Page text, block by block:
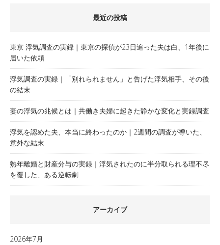
最近の投稿
東京 浮気調査の実録｜東京の探偵が23日追った夫は白、1年後に
届いた依頼
浮気調査の実録｜「別れられません」と告げた浮気相手、その後
の結末
妻の浮気の兆候とは｜共働き夫婦に起きた静かな変化と実録調査
浮気を認めた夫、本当に終わったのか｜2週間の調査が導いた、
意外な結末
熟年離婚と財産分与の実録｜浮気されたのに半分取られる理不尽
を覆した、ある逆転劇
アーカイブ
2026年7月